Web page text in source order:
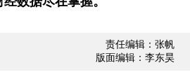
责任编辑：张帆
版面编辑：李东昊